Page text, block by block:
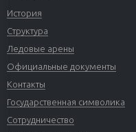
История
Структура
Ледовые арены
Официальные документы
Контакты
Государственная символика
Сотрудничество